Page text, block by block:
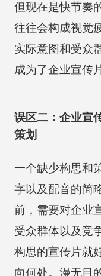
但现在是快节奏
往往会构成视觉
实际意图和受众
成为了企业宣传
误区二：企业宣
策划
一个缺少构思和
字以及配音的简
前，需要对企业
受众群体以及竞
构思的宣传片就
向何处。漫无目